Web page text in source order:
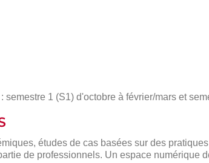
semestre 1 (S1) d'octobre à février/mars et
études de cas basées sur des
de professionnels. Un espace numérique